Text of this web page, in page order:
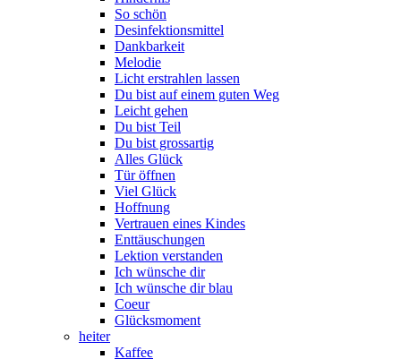
So schön
Desinfektionsmittel
Dankbarkeit
Melodie
Licht erstrahlen lassen
Du bist auf einem guten Weg
Leicht gehen
Du bist Teil
Du bist grossartig
Alles Glück
Tür öffnen
Viel Glück
Hoffnung
Vertrauen eines Kindes
Enttäuschungen
Lektion verstanden
Ich wünsche dir
Ich wünsche dir blau
Coeur
Glücksmoment
heiter
Kaffee